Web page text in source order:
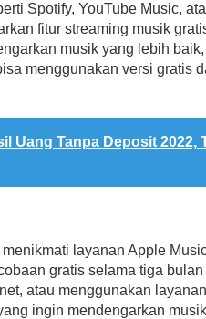
Spotify, YouTube Music,
fitur streaming musik
musik yang lebih
menggunakan versi gratis
Uang Tanpa Deposit 2022,
layanan Apple
gratis selama tiga
atau menggunakan
ingin mendengarkan